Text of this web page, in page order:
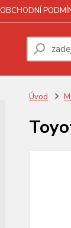
OBCHODNÍ
Úvod